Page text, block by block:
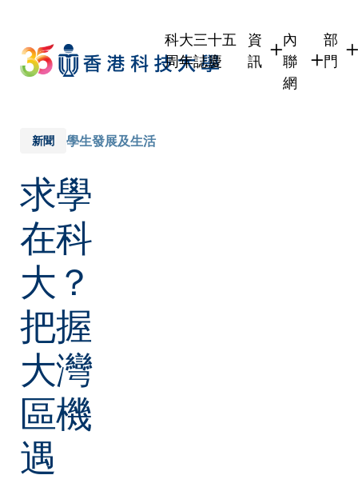
main
content
科大三十五
周年誌慶
資
訊
內
聯
網
部
門
新聞 學生發展及生活
求學
在科
大？
把握
大灣
區機
遇